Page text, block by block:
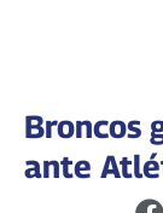
Broncos
ante